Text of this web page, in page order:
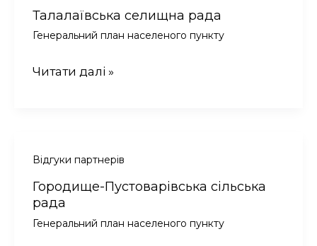
рівні?
Талалаївська селищна рада
Генеральний план населеного пункту
Талалаївська
Читати далі »
Відгуки партнерів
Городище-Пустоварівська сільська
рада
Генеральний план населеного пункту